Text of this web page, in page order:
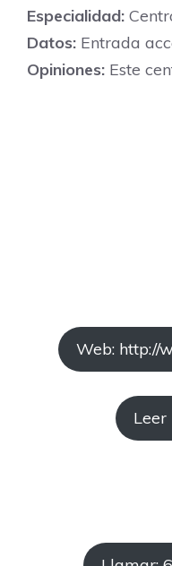
Especialidad:
Datos: Entrada
Opiniones: Este
Web: http://
Leer